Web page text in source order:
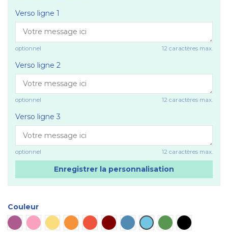
Verso ligne 1
optionnel 12 caractères max.
Verso ligne 2
optionnel 12 caractères max.
Verso ligne 3
optionnel 12 caractères max.
Enregistrer la personnalisation
Couleur
Violet
Rose Jaune OrangeRouge MarronBleu Bleu cielVert Noir